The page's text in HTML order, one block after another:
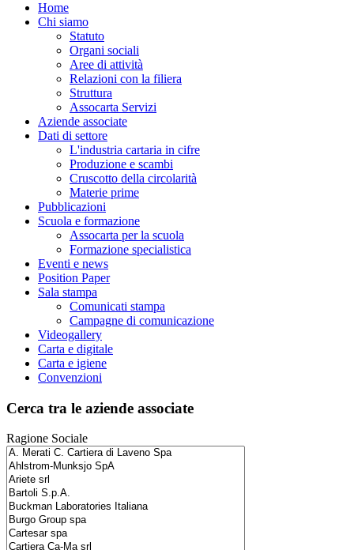
Home
Chi siamo
Statuto
Organi sociali
Aree di attività
Relazioni con la filiera
Struttura
Assocarta Servizi
Aziende associate
Dati di settore
L'industria cartaria in cifre
Produzione e scambi
Cruscotto della circolarità
Materie prime
Pubblicazioni
Scuola e formazione
Assocarta per la scuola
Formazione specialistica
Eventi e news
Position Paper
Sala stampa
Comunicati stampa
Campagne di comunicazione
Videogallery
Carta e digitale
Carta e igiene
Convenzioni
Cerca tra le aziende associate
Ragione Sociale